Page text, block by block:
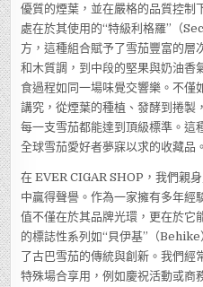
優質的煙葉，並在嚴格的品質控制
處在於其使用的“特級利格羅”（
方，這種組合賦予了雪茄豐富的層
和木質調，到中段的堅果與奶油香
食過程如同一場味覺交響樂。不僅
講究，從煙葉的種植、發酵到捲製
每一支雪茄都能達到頂級標準。這
全球雪茄愛好者夢寐以求的收藏品。
在 EVER CIGAR SHOP，我們親
中贏得聲譽。作為一家擁有多年經
值不僅在於其品牌光環，更在於它
的標誌性系列如“貝伊基”（
了古巴雪茄的傳統與創新。我們經
特殊場合享用，例如慶祝活動或商